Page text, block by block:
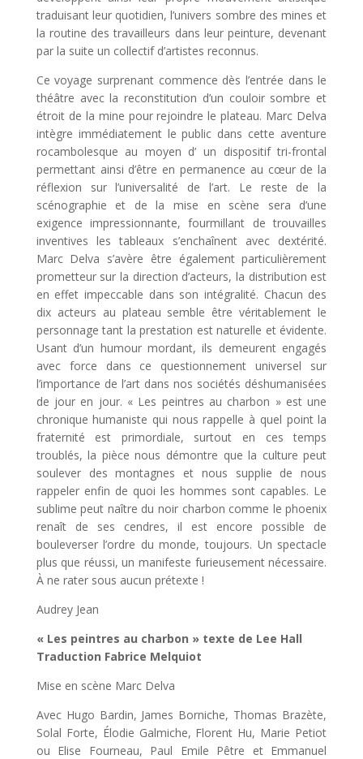
traduisant leur quotidien, l’univers sombre des mines et
la routine des travailleurs dans leur peinture, devenant
par la suite un collectif d’artistes reconnus.
Ce voyage surprenant commence dès l’entrée dans le
théâtre avec la reconstitution d’un couloir sombre et
étroit de la mine pour rejoindre le plateau. Marc Delva
intègre immédiatement le public dans cette aventure
rocambolesque au moyen d’ un dispositif tri-frontal
permettant ainsi d’être en permanence au cœur de la
réflexion sur l’universalité de l’art. Le reste de la
scénographie et de la mise en scène sera d’une
exigence impressionnante, fourmillant de trouvailles
inventives les tableaux s’enchaînent avec dextérité.
Marc Delva s’avère être également particulièrement
prometteur sur la direction d’acteurs, la distribution est
en effet impeccable dans son intégralité. Chacun des
dix acteurs au plateau semble être véritablement le
personnage tant la prestation est naturelle et évidente.
Usant d’un humour mordant, ils demeurent engagés
avec force dans ce questionnement universel sur
l’importance de l’art dans nos sociétés déshumanisées
de jour en jour. « Les peintres au charbon » est une
chronique humaniste qui nous rappelle à quel point la
fraternité est primordiale, surtout en ces temps
troublés, la pièce nous démontre que la culture peut
soulever des montagnes et nous supplie de nous
rappeler enfin de quoi les hommes sont capables. Le
sublime peut naître du noir charbon comme le phoenix
renaît de ses cendres, il est encore possible de
bouleverser l’ordre du monde, toujours. Un spectacle
plus que réussi, un manifeste furieusement nécessaire.
À ne rater sous aucun prétexte !
Audrey Jean
« Les peintres au charbon » texte de Lee Hall
Traduction Fabrice Melquiot
Mise en scène Marc Delva
Avec Hugo Bardin, James Borniche, Thomas Brazète,
Solal Forte, Élodie Galmiche, Florent Hu, Marie Petiot
ou Elise Fourneau, Paul Emile Pêtre et Emmanuel